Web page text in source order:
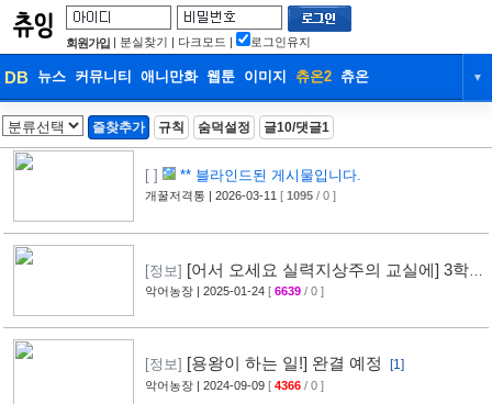
회원가입 | 분실찾기 | 다크모드 | 로그인유지
DB 뉴스 커뮤니티 애니만화 웹툰 이미지 츄온2 츄온 ▼
DB 뉴스 커뮤니티
즐찾추가 규칙 숨덕설정 글10/댓글1
[ ] ** 블라인드된 게시물입니다.
개꿀저격통 | 2026-03-11 [ 1095 / 0 ]
[정보] [어서 오세요 실력지상주의 교실에] 3학
년 편, 발매 결정 [1]
악어농장 | 2025-01-24 [ 6639 / 0 ]
[정보] [용왕이 하는 일!] 완결 예정 [1]
악어농장 | 2024-09-09 [ 4366 / 0 ]